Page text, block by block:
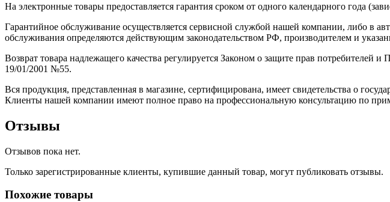
На электронные товары предоставляется гарантия сроком от одного календарного года
Гарантийное обслуживание осуществляется сервисной службой нашей компании, либо в
обслуживания определяются действующим законодательством РФ, производителем и
Возврат товара надлежащего качества регулируется Законом о защите прав
19/01/2001 №55.
Вся продукция, представленная в магазине, сертифицирована, имеет свидетельства о
Клиенты нашей компании имеют полное право на профессиональную консультацию по
Отзывы
Отзывов пока нет.
Только зарегистрированные клиенты, купившие данный товар, могут публиковать отзывы.
Похожие товары